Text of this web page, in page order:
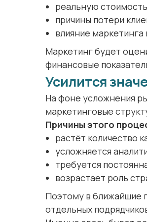
реальную
причины потери
влияние маркетинга
Маркетинг будет
финансовые
Усилится
На фоне усложнения
маркетинговые
Причины этого
растёт количество
усложняется
требуется
возрастает роль
Поэтому в ближайшие
отдельных